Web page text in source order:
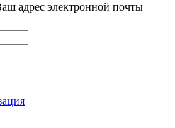
адрес электронной почты